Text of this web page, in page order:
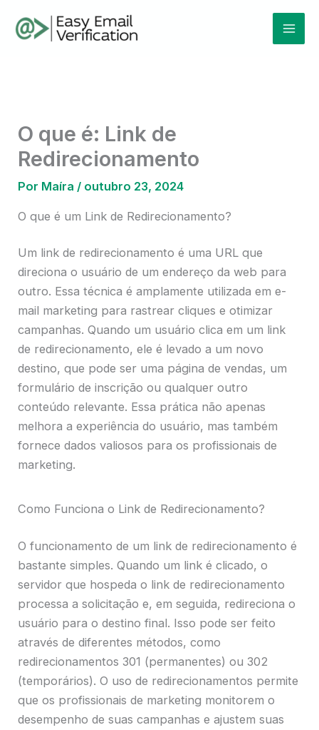
para
O que é: Link de
Redirecionamento
Por Maíra / outubro 23, 2024
O que é um Link de Redirecionamento?
Um link de redirecionamento é uma URL que
direciona o usuário de um endereço da web para
outro. Essa técnica é amplamente utilizada em e-
mail marketing para rastrear cliques e otimizar
campanhas. Quando um usuário clica em um link
de redirecionamento, ele é levado a um novo
destino, que pode ser uma página de vendas, um
formulário de inscrição ou qualquer outro
conteúdo relevante. Essa prática não apenas
melhora a experiência do usuário, mas também
fornece dados valiosos para os profissionais de
marketing.
Como Funciona o Link de Redirecionamento?
O funcionamento de um link de redirecionamento é
bastante simples. Quando um link é clicado, o
servidor que hospeda o link de redirecionamento
processa a solicitação e, em seguida, redireciona o
usuário para o destino final. Isso pode ser feito
através de diferentes métodos, como
redirecionamentos 301 (permanentes) ou 302
(temporários). O uso de redirecionamentos permite
que os profissionais de marketing monitorem o
desempenho de suas campanhas e ajustem suas